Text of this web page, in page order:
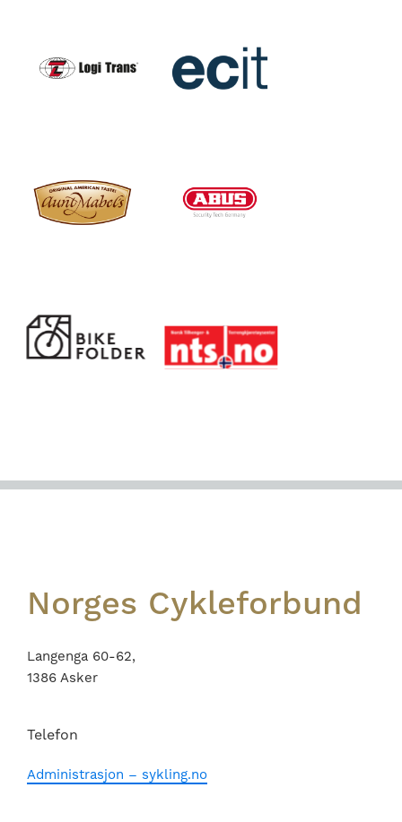
Footer
Norges Cykleforbund
Langenga 60-62,
1386 Asker
Telefon
Administrasjon – sykling.no